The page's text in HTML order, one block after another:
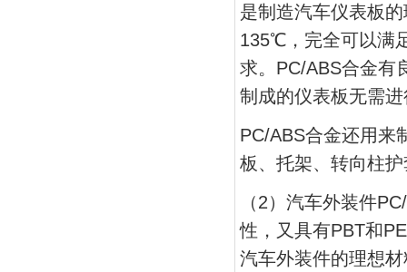
是制造汽车仪表板
135℃，完全可以满
求。PC/ABS合金有
制成的仪表板无需
PC/ABS合金还用来
板、托架、转向柱
（2）汽车外装件
性，又具有PBT和
汽车外装件的理想